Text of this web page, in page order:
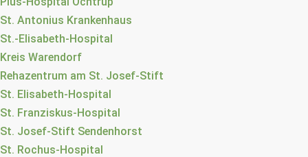
St. Antonius Krankenhaus
St.-Elisabeth-Hospital
Kreis Warendorf
Rehazentrum am St. Josef-Stift
St. Elisabeth-Hospital
St. Franziskus-Hospital
St. Josef-Stift Sendenhorst
St. Rochus-Hospital